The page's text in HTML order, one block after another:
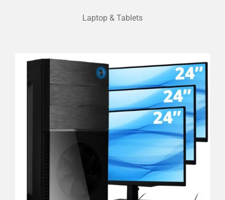
Laptop & Tablets